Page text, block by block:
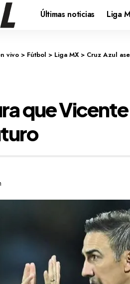
Últimas noticias Liga
vivo > Fútbol > Liga MX > Cruz Azul
que